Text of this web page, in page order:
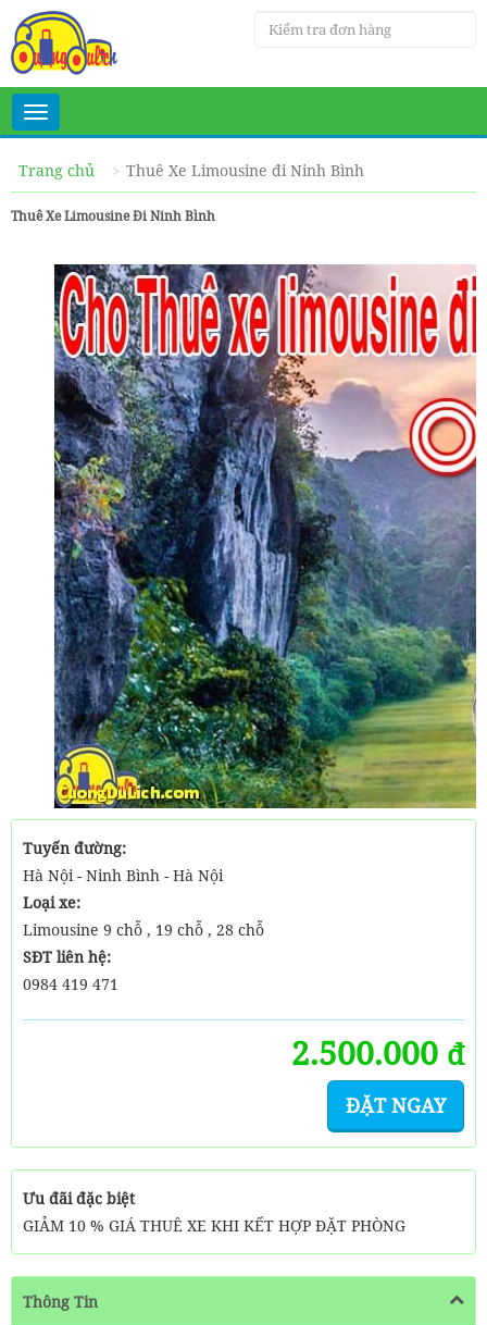
Toggle
navigation
Trang chủ
Thuê Xe Limousine đi Ninh Bình
Thuê Xe Limousine Đi Ninh Bình
Tuyến đường:
Hà Nội - Ninh Bình - Hà Nội
Loại xe:
Limousine 9 chỗ , 19 chỗ , 28 chỗ
SĐT liên hệ:
0984 419 471
2.500.000 đ
ĐẶT NGAY
Ưu đãi đặc biệt
GIẢM 10 % GIÁ THUÊ XE KHI KẾT HỢP ĐẶT PHÒNG
Thông Tin